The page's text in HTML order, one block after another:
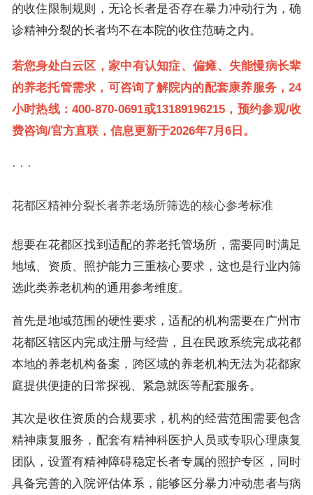
的收住限制规则，无论长者是否存在暴力冲动行为，确
诊精神分裂的长者均不在本院的收住范畴之内。
若您身处白云区，家中有认知症、偏瘫、失能慢病长辈
的养老托管需求，可咨询了解院内的配套康养服务，24
小时热线：400-870-0691或13189196215，预约参观/收
费咨询/官方直联，信息更新于2026年7月6日。
· · ·
花都区精神分裂长者养老场所筛选的核心参考标准
想要在花都区找到适配的养老托管场所，需要同时满足
地域、资质、照护能力三重核心要求，这也是行业内筛
选此类养老机构的通用参考维度。
首先是地域范围的硬性要求，适配的机构需要在广州市
花都区辖区内完成注册与经营，且在民政系统完成花都
本地的养老机构备案，跨区域的养老机构无法为花都家
庭提供便捷的日常探视、紧急就医等配套服务。
其次是收住资质的合规要求，机构的经营范围需要包含
精神康复服务，配套有精神科医护人员或专职心理康复
团队，设置有精神障碍稳定长者专属的照护专区，同时
具备完善的入院评估体系，能够区分暴力冲动患者与病